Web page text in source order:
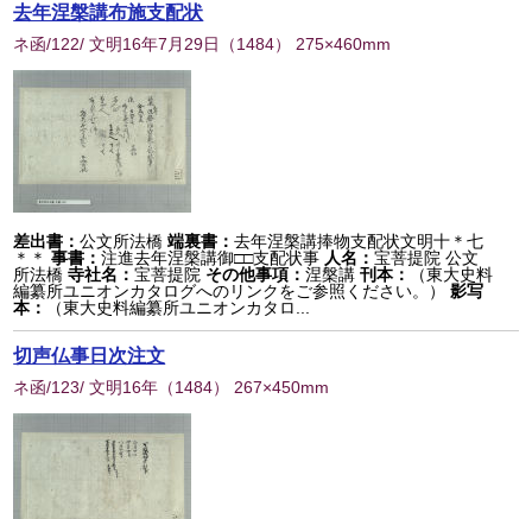
去年涅槃講布施支配状
ネ函/122/ 文明16年7月29日 （1484） 275×460mm
差出書：公文所法橋 端裏書：去年涅槃講捧物支配状文明十＊七
＊＊ 事書：注進去年涅槃講御□□支配状事 人名：宝菩提院 公文
所法橋 寺社名：宝菩提院 その他事項：涅槃講刊本：
（東大史料
編纂所ユニオンカタログへのリンクをご参照ください。）
影写
本：
（東大史料編纂所ユニオンカタロ...
切声仏事日次注文
ネ函/123/ 文明16年 （1484） 267×450mm